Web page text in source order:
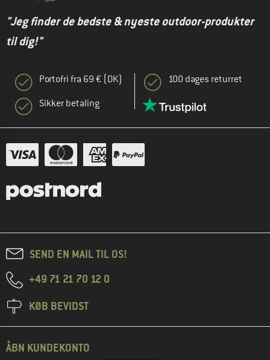
"Jeg finder de bedste & nyeste outdoor-produkter
til dig!"
Portofri fra 69 € (DK)
Sikker betaling
100 dages returret
SEND EN MAIL TIL OS!
+49 71 21 70 12 0
KØB BEVIDST
ÅBN KUNDEKONTO